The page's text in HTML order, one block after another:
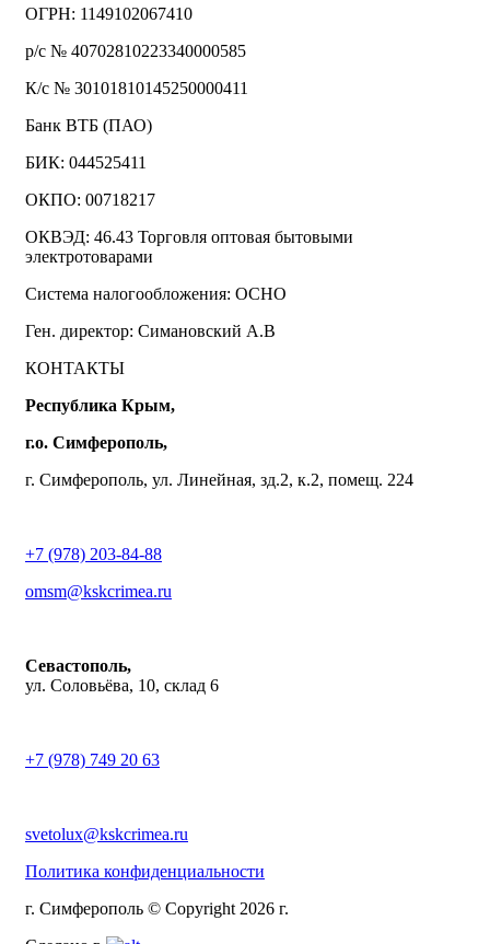
ОГРН: 1149102067410
р/с № 40702810223340000585
К/с № 30101810145250000411
Банк ВТБ (ПАО)
БИК: 044525411
ОКПО: 00718217
ОКВЭД: 46.43 Торговля оптовая бытовыми
электротоварами
Система налогообложения: ОСНО
Ген. директор: Симановский А.В
КОНТАКТЫ
Республика Крым,
г.о. Симферополь,
г. Симферополь, ул. Линейная, зд.2, к.2, помещ. 224
+7 (978) 203-84-88
omsm@kskcrimea.ru
Севастополь,
ул. Соловьёва, 10, склад 6
+7 (978) 749 20 63
svetolux@kskcrimea.ru
Политика конфиденциальности
г. Симферополь © Copyright 2026 г.